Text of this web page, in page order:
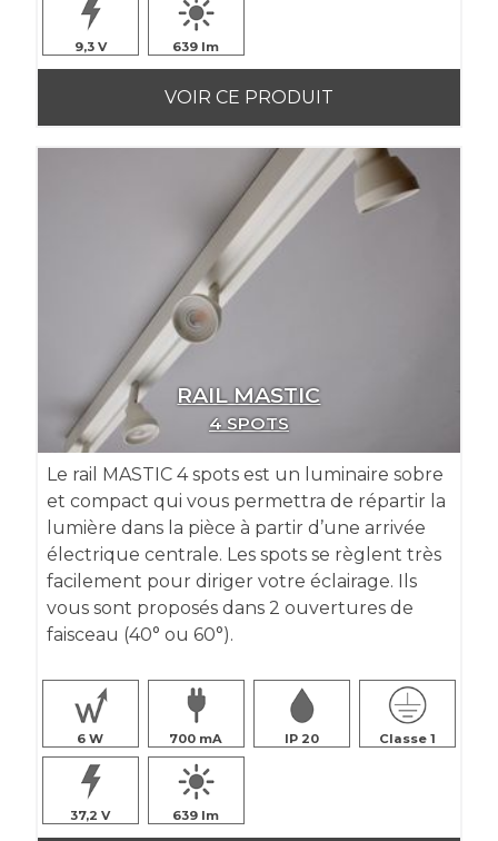
9,3 639
VOIR CE PRODUIT
RAIL MASTIC
4 SPOTS
Le rail MASTIC 4 spots est un luminaire sobre
et compact qui vous permettra de répartir la
lumière dans la pièce à partir d’une arrivée
électrique centrale. Les spots se règlent très
facilement pour diriger votre éclairage. Ils
vous sont proposés dans 2 ouvertures de
faisceau (40° ou 60°).
6 700 IP 20 Classe 1
37,2 639